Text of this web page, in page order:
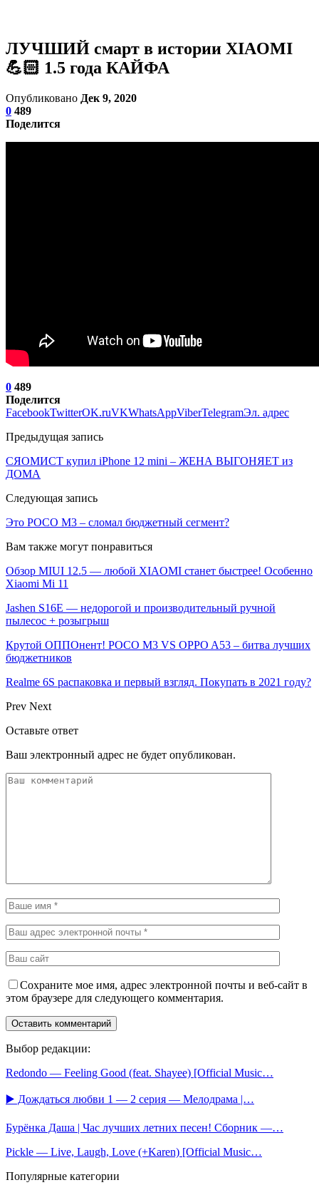
ЛУЧШИЙ смарт в истории XIAOMI
💪🏻 1.5 года КАЙФА
Опубликовано Дек 9, 2020
0 489
Поделится
0 489
Поделится
FacebookTwitterOK.ruVKWhatsAppViberTelegramЭл. адрес
Предыдущая запись
СЯОМИСТ купил iPhone 12 mini – ЖЕНА ВЫГОНЯЕТ из
ДОМА
Следующая запись
Это POCO M3 – сломал бюджетный сегмент?
Вам также могут понравиться
Обзор MIUI 12.5 — любой XIAOMI станет быстрее! Особенно
Xiaomi Mi 11
Jashen S16E — недорогой и производительный ручной
пылесос + розыгрыш
Крутой ОППОнент! POCO M3 VS OPPO A53 – битва лучших
бюджетников
Realme 6S распаковка и первый взгляд. Покупать в 2021 году?
Prev Next
Оставьте ответ
Ваш электронный адрес не будет опубликован.
Сохраните мое имя, адрес электронной почты и веб-сайт в
этом браузере для следующего комментария.
Выбор редакции:
Redondo — Feeling Good (feat. Shayee) [Official Music…
▶️ Дождаться любви 1 — 2 серия — Мелодрама |…
Бурёнка Даша | Час лучших летних песен! Сборник —…
Pickle — Live, Laugh, Love (+Karen) [Official Music…
Популярные категории